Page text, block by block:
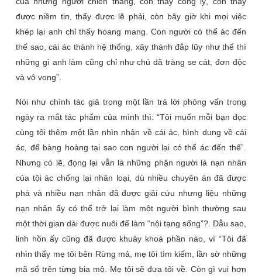
được niềm tin, thấy được lẽ phải, còn bây giờ khi mọi việc
khép lại anh chỉ thấy hoang mang. Con người có thể ác đến
thế sao, cái ác thành hệ thống, xây thành đắp lũy như thế thì
những gì anh làm cũng chỉ như chú dã tràng se cát, đơn độc
và vô vọng”.
Nói như chính tác giả trong một lần trả lời phỏng vấn trong
ngày ra mắt tác phẩm của mình thì: “Tôi muốn mỗi bạn đọc
cùng tôi thêm một lần nhìn nhận về cái ác, hình dung về cái
ác, để bàng hoàng tại sao con người lại có thể ác đến thế”.
Nhưng có lẽ, đọng lại vẫn là những phận người là nạn nhân
của tội ác chống lại nhân loại, dù nhiều chuyên án đã được
phá và nhiều nạn nhân đã được giải cứu nhưng liệu những
nạn nhân ấy có thể trở lại làm một người bình thường sau
một thời gian dài được nuôi để làm “nội tạng sống”?. Dẫu sao,
linh hồn ấy cũng đã được khuây khoả phần nào, vì “Tôi đã
nhìn thấy mẹ tôi bên Rừng mả, mẹ tôi tìm kiếm, lần sờ những
mã số trên từng bia mộ. Mẹ tôi sẽ đưa tôi về. Còn gì vui hơn